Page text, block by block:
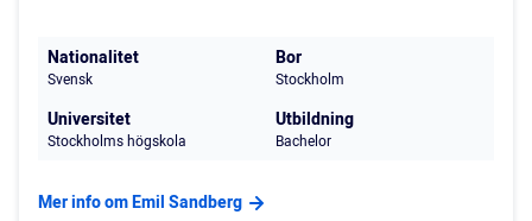
Nationalitet
Svensk
Bor
Stockholm
Universitet
Stockholms högskola
Utbildning
Bachelor
Mer info om Emil Sandberg